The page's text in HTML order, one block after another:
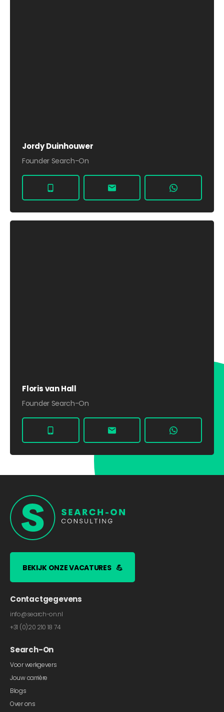
Jordy Duinhouwer
Founder Search-On
Floris van Hall
Founder Search-On
BEKIJK ONZE VACATURES 💪
Contactgegevens
info@search-on.nl
+31 (0)20 210 18 74
Search-On
Voor werkgevers
Jouw carrière
Blogs
Over ons